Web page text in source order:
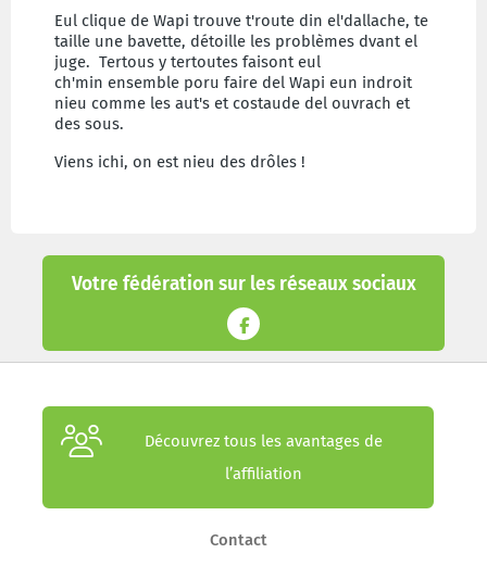
Votre fédération sur les réseaux sociaux
Eul clique de Wapi trouve t'route din el'dallache, te
taille une bavette, détoille les problèmes dvant el
juge. Tertous y tertoutes faisont eul
ch'min ensemble poru faire del Wapi eun indroit
nieu comme les aut's et costaude del ouvrach et
des sous.
Viens ichi, on est nieu des drôles !
Découvrez tous les avantages de
l’affiliation
Contact